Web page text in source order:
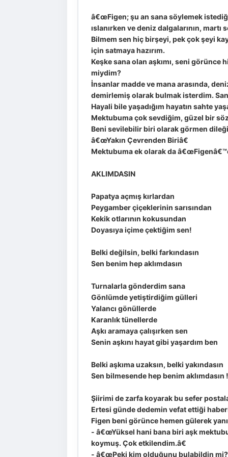
â€œFigen; şu an sana söylemek
ıslanırken ve deniz dalgalarının,
Bilmem sen hiç birşeyi, pek çok şeyi
için satmaya hazırım.
Keşke sana olan aşkımı, seni
miydim?
İnsanlar madde ve mana arasında,
demirlemiş olarak bulmak isterdim.
Hayali bile yaşadığım hayatın sahte
Mektubuma çok sevdiğim, güzel bir
Beni sevilebilir biri olarak görmen
â€œYakın Çevrenden Biriâ€
Mektubuma ek olarak da
AKLIMDASIN
Papatya açmış kırlardan
Peygamber çiçeklerinin sarısından
Kekik otlarının kokusundan
Doyasıya içime çektiğim sen!
Belki değilsin, belki farkındasın
Sen benim hep aklımdasın
Turnalarla gönderdim sana
Gönlümde yetiştirdiğim gülleri
Yalancı gönüllerde
Karanlık tünellerde
Aşkı aramaya çalışırken sen
Senin aşkını hayat gibi yaşardım ben
Belki aşkıma uzaksın, belki yakındasın
Sen bilmesende hep benim aklımdasın !
Şiirimi de zarfa koyarak bu sefer
Ertesi günde dedemin vefat ettiği
Figen beni görünce hemen gülerek
- â€œYüksel hani bana biri aşk
koymuş. Çok etkilendim.â€
- â€œPeki kim olduğunu bulabildin